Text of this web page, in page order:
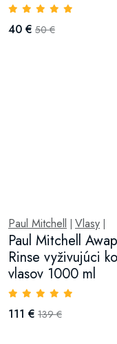
40 € 50 €
Paul Mitchell Vlasy
Paul Mitchell
Rinse vyživujúci
vlasov 1000 ml
111 € 139 €